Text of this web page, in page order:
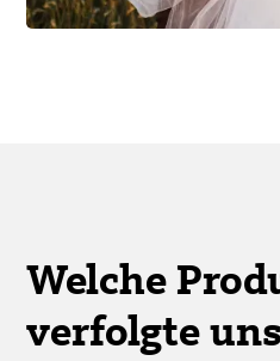
Welche
verfolgte